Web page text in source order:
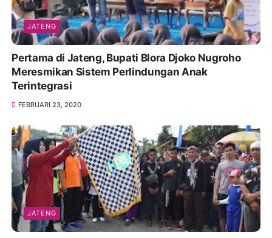
JATENG
Pertama di Jateng, Bupati Blora Djoko Nugroho
Meresmikan Sistem Perlindungan Anak
Terintegrasi
FEBRUARI 23, 2020
JATENG